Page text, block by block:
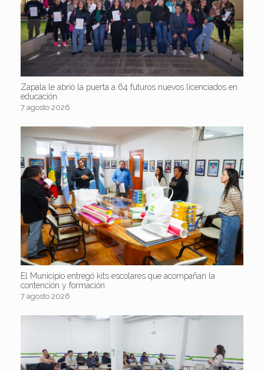
Zapala le abrió la puerta a 64 futuros nuevos licenciados en
educación
7 agosto 2026
El Municipio entregó kits escolares que acompañan la
contención y formación
7 agosto 2026